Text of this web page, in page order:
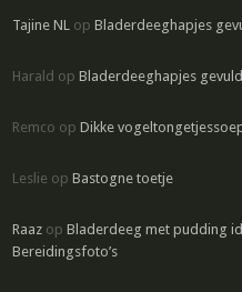
Tajine NL opBladerdeeghapjes
Harald opBladerdeeghapjes
Remco opDikke
Leslie opBastogne toetje
Raaz opBladerdeeg met pudding
Bereidingsfoto’s